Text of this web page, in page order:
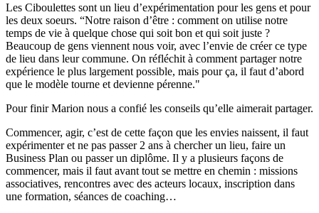
Les Ciboulettes sont un lieu d’expérimentation pour les gens et pour
les deux soeurs. “Notre raison d’être : comment on utilise notre
temps de vie à quelque chose qui soit bon et qui soit juste ?
Beaucoup de gens viennent nous voir, avec l’envie de créer ce type
de lieu dans leur commune. On réfléchit à comment partager notre
expérience le plus largement possible, mais pour ça, il faut d’abord
que le modèle tourne et devienne pérenne."
Pour finir Marion nous a confié les conseils qu’elle aimerait partager.
Commencer, agir, c’est de cette façon que les envies naissent, il faut
expérimenter et ne pas passer 2 ans à chercher un lieu, faire un
Business Plan ou passer un diplôme. Il y a plusieurs façons de
commencer, mais il faut avant tout se mettre en chemin : missions
associatives, rencontres avec des acteurs locaux, inscription dans
une formation, séances de coaching…